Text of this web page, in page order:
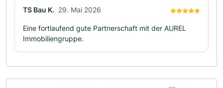
TS Bau K. 29. Mai 2026
Eine fortlaufend gute Partnerschaft mit der AUREL
Immobiliengruppe.